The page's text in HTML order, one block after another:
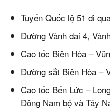
Tuyến Quốc lộ 51 đi
Đường Vành đai 4,
Cao tốc Biên Hòa –
Đường sắt Biên Hòa –
Cao tốc Bến Lức –
Đông Nam bộ và Tây